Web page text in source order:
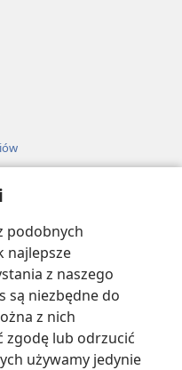
podobnych
najlepsze
z naszego
są niezbędne do
z nich
zgodę lub odrzucić
używamy jedynie